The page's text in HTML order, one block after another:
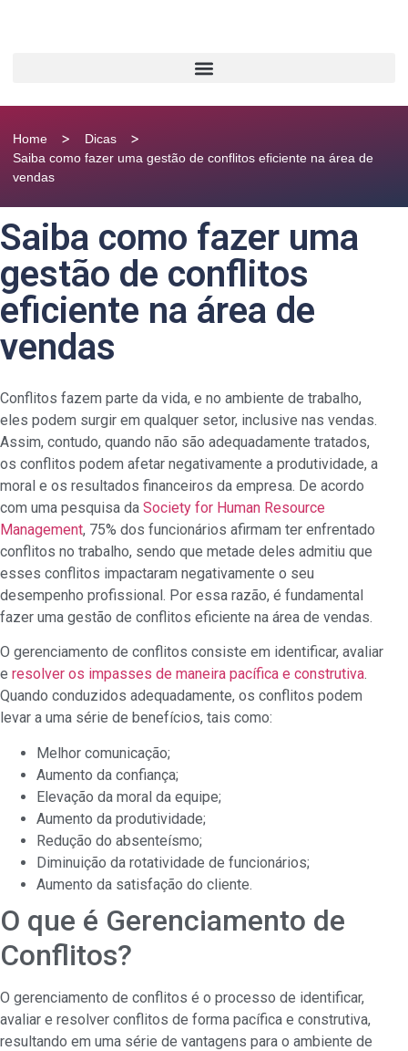
Home > Dicas >
Saiba como fazer uma gestão de conflitos eficiente na área de
vendas
Saiba como fazer uma
gestão de conflitos
eficiente na área de
vendas
Conflitos fazem parte da vida, e no ambiente de trabalho,
eles podem surgir em qualquer setor, inclusive nas vendas.
Assim, contudo, quando não são adequadamente tratados,
os conflitos podem afetar negativamente a produtividade, a
moral e os resultados financeiros da empresa. De acordo
com uma pesquisa da Society for Human Resource
Management, 75% dos funcionários afirmam ter enfrentado
conflitos no trabalho, sendo que metade deles admitiu que
esses conflitos impactaram negativamente o seu
desempenho profissional. Por essa razão, é fundamental
fazer uma gestão de conflitos eficiente na área de vendas.
O gerenciamento de conflitos consiste em identificar, avaliar
e resolver os impasses de maneira pacífica e construtiva.
Quando conduzidos adequadamente, os conflitos podem
levar a uma série de benefícios, tais como:
Melhor comunicação;
Aumento da confiança;
Elevação da moral da equipe;
Aumento da produtividade;
Redução do absenteísmo;
Diminuição da rotatividade de funcionários;
Aumento da satisfação do cliente.
O que é Gerenciamento de
Conflitos?
O gerenciamento de conflitos é o processo de identificar,
avaliar e resolver conflitos de forma pacífica e construtiva,
resultando em uma série de vantagens para o ambiente de